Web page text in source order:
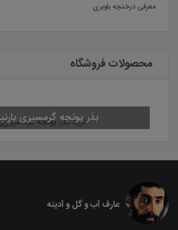
معرفی درختچه بلوبری
محصولات فروشگاه
بذر یونجه گرمسیری
عارف آب و گل و آدینه